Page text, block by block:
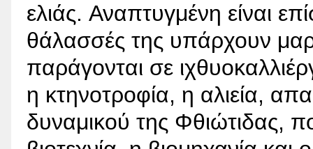
ελιάς. Αναπτυγμένη είναι
θάλασσές της υπάρχουν
παράγονται σε
η κτηνοτροφία, η αλιεία,
δυναμικού της Φθιώτιδας,